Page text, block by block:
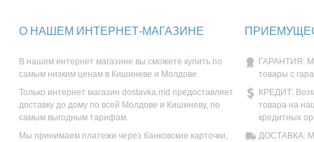
О НАШЕМ ИНТЕРНЕТ-МАГАЗИНЕ
В нашем интернет магазине вы сможете купить по
самым низким ценам в Кишиневе и Молдове.
Только интернет магазин dostavka.md предоставляет
доставку до дому по всей Молдове и Кишиневу, по
самым выгодным тарифам.
Мы принимаем платежи через банковские карточки,
ГАРАНТИЯ:
товары с
КРЕДИТ:
товара на
кредитных
ДОСТАВКА: